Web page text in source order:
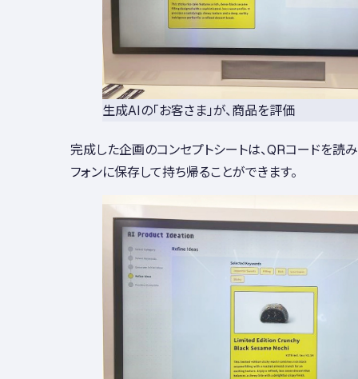
生成AIの「お客さま」が、商品を評価
完成した企画のコンセプトシートは、QRコードを読
フォンに保存して持ち帰ることができます。